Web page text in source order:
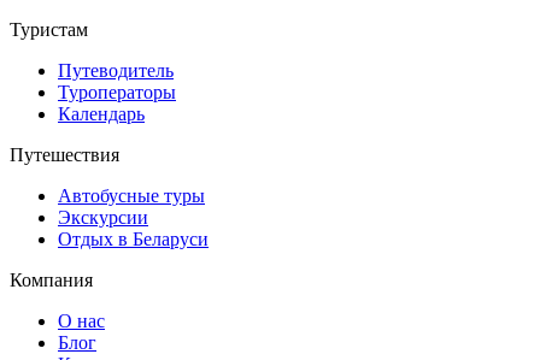
Туристам
Путеводитель
Туроператоры
Календарь
Путешествия
Автобусные туры
Экскурсии
Отдых в Беларуси
Компания
О нас
Блог